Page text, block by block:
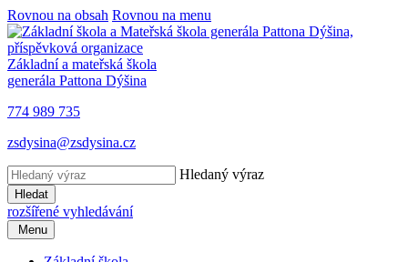
Rovnou na obsah Rovnou na menu
Základní a mateřská škola
generála Pattona Dýšina
774 989 735
zsdysina@zsdysina.cz
Hledaný výraz
Hledat
rozšířené vyhledávání
Menu